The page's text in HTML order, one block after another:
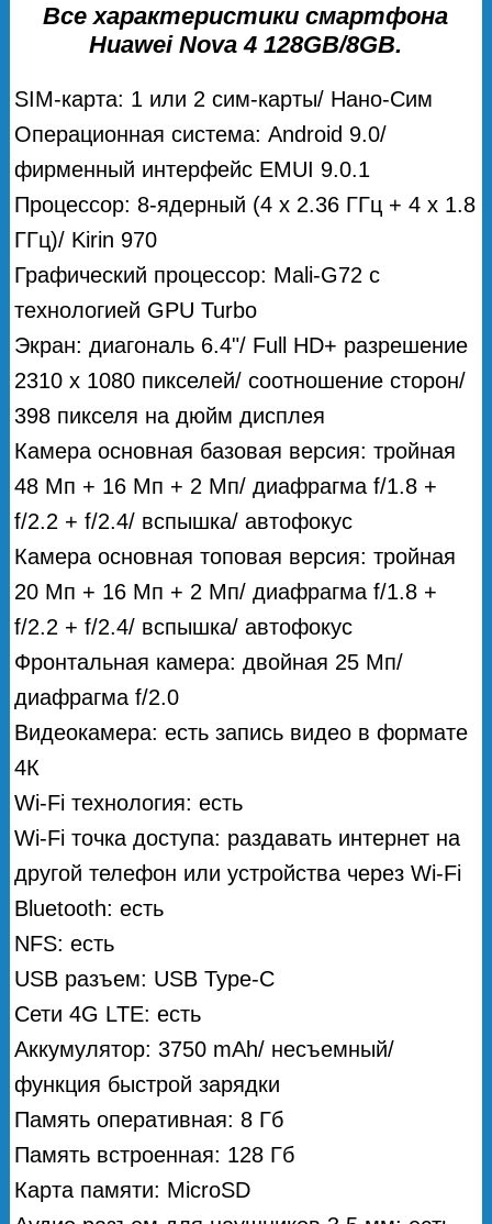
Все характеристики смартфона
Huawei Nova 4 128GB/8GB.
SIM-карта: 1 или 2 сим-карты/ Нано-Сим
Операционная система: Android 9.0/
фирменный интерфейс EMUI 9.0.1
Процессор: 8-ядерный (4 х 2.36 ГГц + 4 х 1.8
ГГц)/ Kirin 970
Графический процессор: Mali-G72 c
технологией GPU Turbo
Экран: диагональ 6.4"/ Full HD+ разрешение
2310 x 1080 пикселей/ соотношение сторон/
398 пикселя на дюйм дисплея
Камера основная базовая версия: тройная
48 Мп + 16 Мп + 2 Мп/ диафрагма f/1.8 +
f/2.2 + f/2.4/ вспышка/ автофокус
Камера основная топовая версия: тройная
20 Мп + 16 Мп + 2 Мп/ диафрагма f/1.8 +
f/2.2 + f/2.4/ вспышка/ автофокус
Фронтальная камера: двойная 25 Мп/
диафрагма f/2.0
Видеокамера: есть запись видео в формате
4К
Wi-Fi технология: есть
Wi-Fi точка доступа: раздавать интернет на
другой телефон или устройства через Wi-Fi
Bluetooth: есть
NFS: есть
USB разъем: USB Type-C
Сети 4G LTE: есть
Аккумулятор: 3750 mAh/ несъемный/
функция быстрой зарядки
Память оперативная: 8 Гб
Память встроенная: 128 Гб
Карта памяти: MicroSD